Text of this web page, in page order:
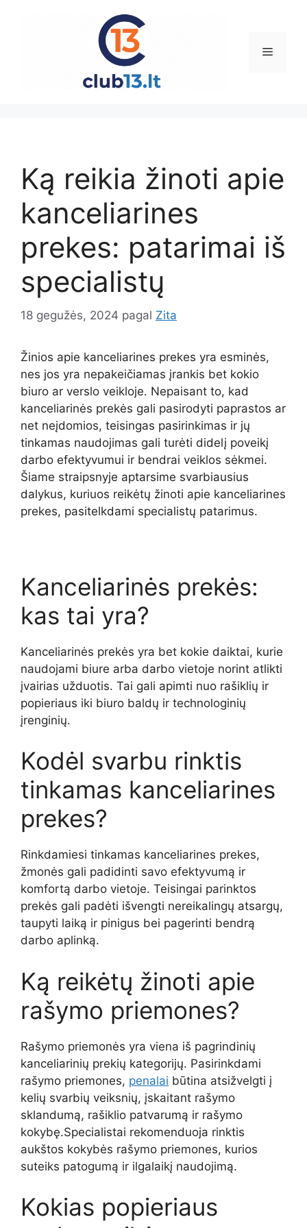
Meniu
Ką reikia žinoti apie
kanceliarines
prekes: patarimai iš
specialistų
18 gegužės, 2024 pagal Zita
Žinios apie kanceliarines prekes yra esminės,
nes jos yra nepakeičiamas įrankis bet kokio
biuro ar verslo veikloje. Nepaisant to, kad
kanceliarinės prekės gali pasirodyti paprastos ar
net neįdomios, teisingas pasirinkimas ir jų
tinkamas naudojimas gali turėti didelį poveikį
darbo efektyvumui ir bendrai veiklos sėkmei.
Šiame straipsnyje aptarsime svarbiausius
dalykus, kuriuos reikėtų žinoti apie kanceliarines
prekes, pasitelkdami specialistų patarimus.
Kanceliarinės prekės:
kas tai yra?
Kanceliarinės prekės yra bet kokie daiktai, kurie
naudojami biure arba darbo vietoje norint atlikti
įvairias užduotis. Tai gali apimti nuo rašiklių ir
popieriaus iki biuro baldų ir technologinių
įrenginių.
Kodėl svarbu rinktis
tinkamas kanceliarines
prekes?
Rinkdamiesi tinkamas kanceliarines prekes,
žmonės gali padidinti savo efektyvumą ir
komfortą darbo vietoje. Teisingai parinktos
prekės gali padėti išvengti nereikalingų atsargų,
taupyti laiką ir pinigus bei pagerinti bendrą
darbo aplinką.
Ką reikėtų žinoti apie
rašymo priemones?
Rašymo priemonės yra viena iš pagrindinių
kanceliarinių prekių kategorijų. Pasirinkdami
rašymo priemones, penalai būtina atsižvelgti į
kelių svarbių veiksnių, įskaitant rašymo
sklandumą, rašiklio patvarumą ir rašymo
kokybę.Specialistai rekomenduoja rinktis
aukštos kokybės rašymo priemones, kurios
suteiks patogumą ir ilgalaikį naudojimą.
Kokias popieriaus